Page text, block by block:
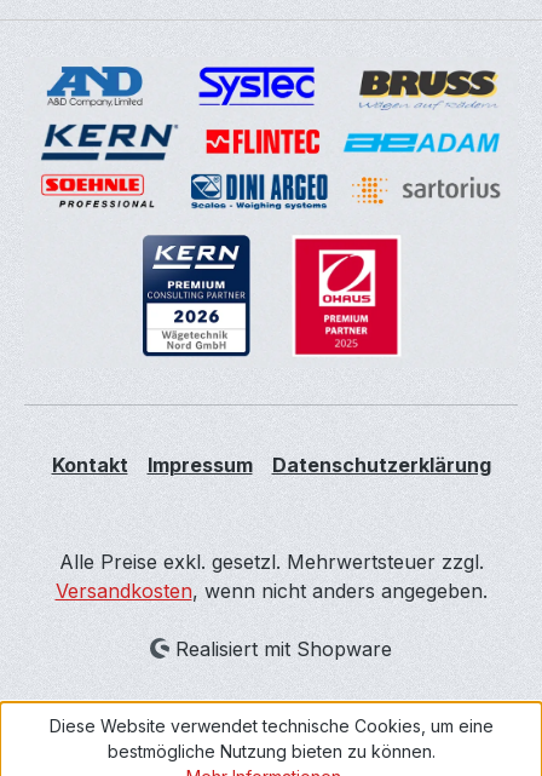
Kontakt Impressum Datenschutzerklärung
Alle Preise exkl. gesetzl. Mehrwertsteuer zzgl.
Versandkosten, wenn nicht anders angegeben.
Realisiert mit Shopware
Diese Website verwendet technische Cookies, um eine
bestmögliche Nutzung bieten zu können.